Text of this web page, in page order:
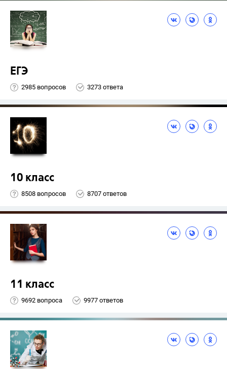
ЕГЭ
2985 вопросов 3273 ответа
10 класс
8508 вопросов 8707 ответов
11 класс
9692 вопроса 9977 ответов